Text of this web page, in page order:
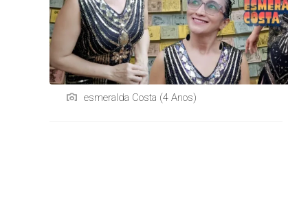
esmeralda Costa (4 Anos)